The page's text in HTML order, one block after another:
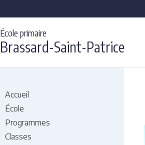
École primaire
Brassard-Saint-Patrice
Accueil
École
Programmes
Classes